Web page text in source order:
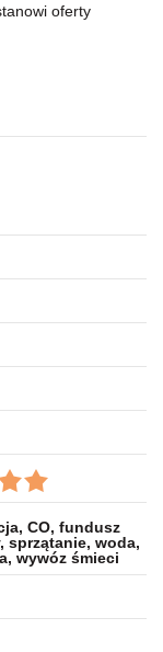
oferty
CO, fundusz
sprzątanie, woda,
wywóz śmieci